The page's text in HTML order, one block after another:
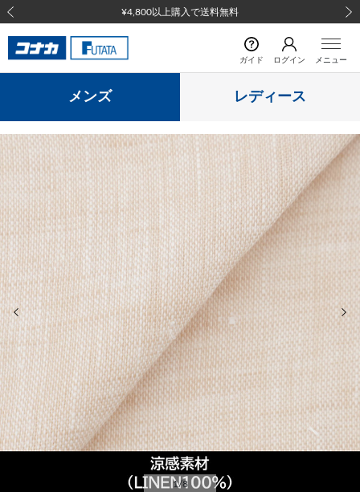
¥4,800以上購入で送料無料
前の画像
ガイド ログイン メニュー
メンズ レディース
前の画像 次
1/8